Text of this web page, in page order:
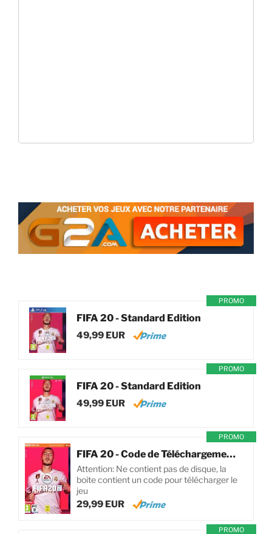
PROMO
FIFA 20 - Standard Edition
49,99 EUR
PROMO
FIFA 20 - Standard Edition
49,99 EUR
PROMO
FIFA 20 - Code de Téléchargement pour PC
Attention: Ne contient pas de disque, la
boite contient un code pour télécharger le
jeu
29,99 EUR
PROMO